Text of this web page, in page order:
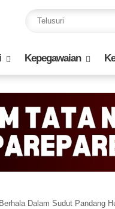
Kepegawaian
Dalam Sudut Pandang